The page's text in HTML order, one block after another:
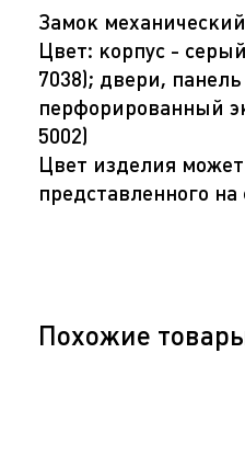
Замок
Цвет: корпус -
7038); двери,
перфорированный
5002)
Цвет изделия
представленного
Похожие